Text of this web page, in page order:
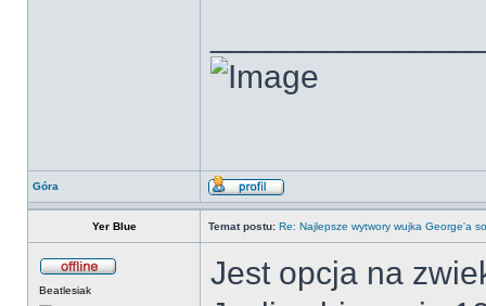
Góra
Yer Blue Temat postu: Re: Najlepsze wytwory wujka George'a
Beatlesiak
Jest opcja na